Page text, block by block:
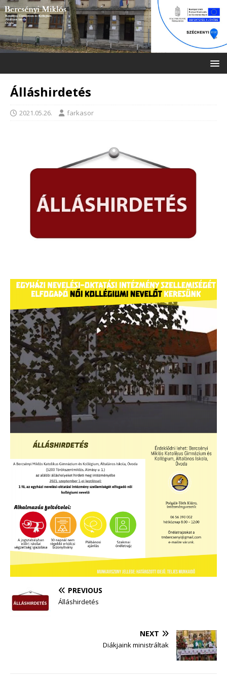
Álláshirdetés
2021.05.26. farkasor
PREVIOUS
Álláshirdetés
NEXT
Diákjaink ministráltak